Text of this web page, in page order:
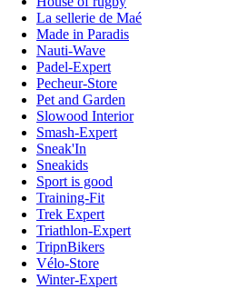
La sellerie de Maé
Made in Paradis
Nauti-Wave
Padel-Expert
Pecheur-Store
Pet and Garden
Slowood Interior
Smash-Expert
Sneak'In
Sneakids
Sport is good
Training-Fit
Trek Expert
Triathlon-Expert
TripnBikers
Vélo-Store
Winter-Expert